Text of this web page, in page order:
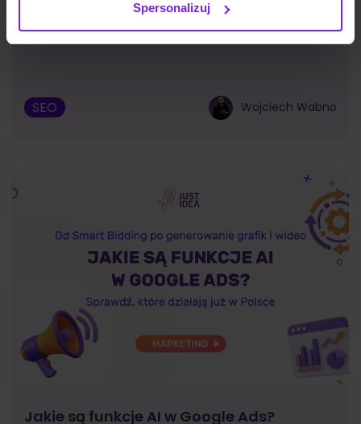
Spersonalizuj
Google Discover: czym jest i jak działa?
SEO Wojciech Wabno
Jakie są funkcje AI w Google Ads?